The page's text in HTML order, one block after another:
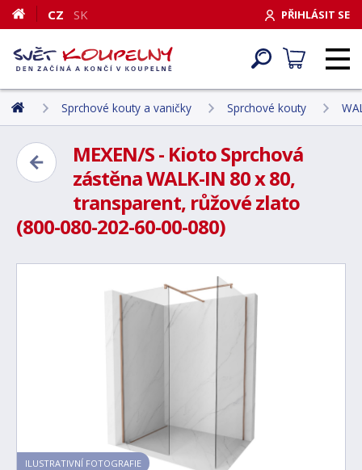
PŘIHLÁSIT SE
CZ SK
Sprchové kouty a vaničky Sprchové kouty
MEXEN/S - Kioto Sprchová
zástěna WALK-IN 80 x 80,
transparent, růžové zlato
(800-080-202-60-00-080)
ILUSTRATIVNÍ FOTOGRAFIE